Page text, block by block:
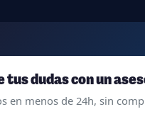
tus dudas con un
en menos de 24h, sin